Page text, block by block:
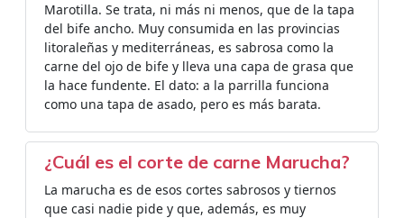
Marotilla. Se trata, ni más ni menos, que de la tapa
del bife ancho. Muy consumida en las provincias
litoraleñas y mediterráneas, es sabrosa como la
carne del ojo de bife y lleva una capa de grasa que
la hace fundente. El dato: a la parrilla funciona
como una tapa de asado, pero es más barata.
¿Cuál es el corte de carne Marucha?
La marucha es de esos cortes sabrosos y tiernos
que casi nadie pide y que, además, es muy